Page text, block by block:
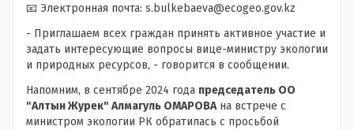
📧 Электронная почта: s.bulkebaeva@ecogeo.gov.kz
- Приглашаем всех граждан принять активное участие и
задать интересующие вопросы вице-министру экологии
и природных ресурсов, - говорится в сообщении.
Напомним, в сентябре 2024 года председатель ОО
"Алтын Журек" Алмагуль ОМАРОВАна встрече с
министром экологии РК обратилась с просьбой